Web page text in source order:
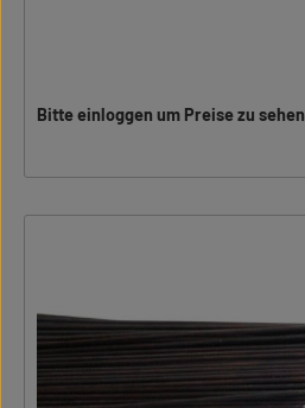
Bitte einloggen um Preise zu sehen